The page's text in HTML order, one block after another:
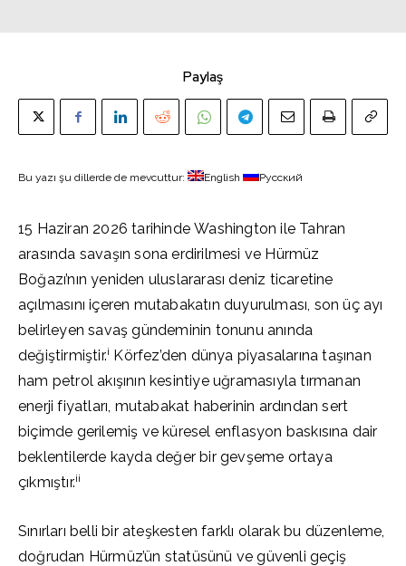
Paylaş
Bu yazı şu dillerde de mevcuttur: English Русский
15 Haziran 2026 tarihinde Washington ile Tahran
arasında savaşın sona erdirilmesi ve Hürmüz
Boğazı’nın yeniden uluslararası deniz ticaretine
açılmasını içeren mutabakatın duyurulması, son üç ayı
belirleyen savaş gündeminin tonunu anında
değiştirmiştir.i Körfez’den dünya piyasalarına taşınan
ham petrol akışının kesintiye uğramasıyla tırmanan
enerji fiyatları, mutabakat haberinin ardından sert
biçimde gerilemiş ve küresel enflasyon baskısına dair
beklentilerde kayda değer bir gevşeme ortaya
çıkmıştır.ii
Sınırları belli bir ateşkesten farklı olarak bu düzenleme,
doğrudan Hürmüz’ün statüsünü ve güvenli geçiş